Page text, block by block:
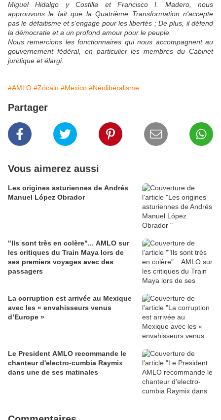
Miguel Hidalgo y Costilla et Francisco I. Madero, nous
approuvons le fait que la Quatrième Transformation n'accepte
pas le défaitisme et s'engage pour les libertés ; De plus, il défend
la démocratie et a un profond amour pour le peuple.
Nous remercions les fonctionnaires qui nous accompagnent au
gouvernement fédéral, en particulier les membres du Cabinet
juridique et élargi.
#AMLO #Zócalo #Mexico #Néolibéralisme
Partager
Vous aimerez aussi
Les origines asturiennes de Andrés
Manuel López Obrador
"Ils sont très en colère"... AMLO sur
les critiques du Train Maya lors de
ses premiers voyages avec des
passagers
La corruption est arrivée au Mexique
avec les « envahisseurs venus
d’Europe »
Le President AMLO recommande le
chanteur d'electro-cumbia Raymix
dans une de ses matinales